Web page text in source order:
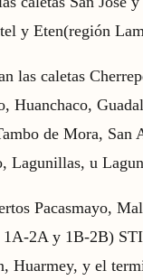
y Eten(región
las caletas
Huanchaco,
de Mora, San
Lagunillas, u
Pacasmayo,
1A-2A y 1B-2B)
Huarmey, y el